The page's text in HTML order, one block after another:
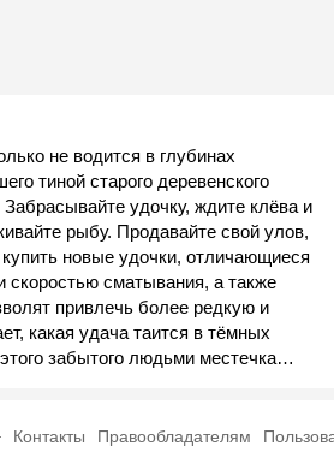
не водится в глубинах
тиной старого деревенского
Забрасывайте удочку, ждите клёва и
рыбу. Продавайте свой улов,
новые удочки, отличающиеся
скоростью сматывания, а также
привлечь более редкую и
какая удача таится в тёмных
забытого людьми местечка…
Контакты Правообладателям